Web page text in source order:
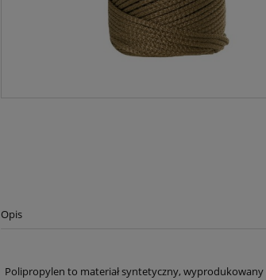
Opis
Polipropylen to materiał syntetyczny,